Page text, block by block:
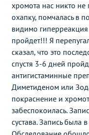
хромота нас никто не
охапку, помчалась в
видимо
пройдет!!! Я
сказал, что это
спустя 3-6 дней
антигистаминные
Диметиденом или
покраснение и
забеспокоилась.
сустава. Запись была